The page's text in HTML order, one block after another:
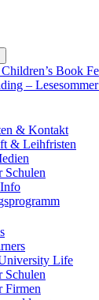
submenu
Book
–
& Kontakt
& Leihfristen
Schulen
Life
Schulen
Firmen